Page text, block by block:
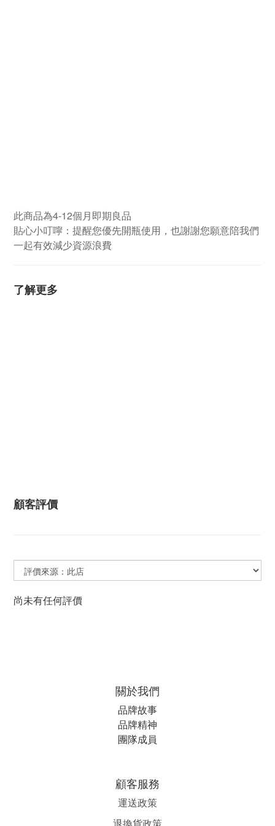
此商品為4-12個月即期良品
貼心小叮嚀：提醒您優先開瓶使用，也謝謝您願意陪我們
一起有效減少資源浪費
了解更多
顧客評價
尚未有任何評價
關於我們
品牌故事
品牌精神
團隊成員
顧客服務
運送政策